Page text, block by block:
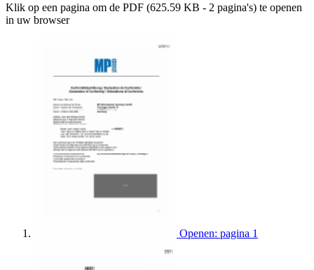
Klik op een pagina om de PDF (625.59 KB - 2 pagina's) te openen
in uw browser
Openen: pagina 1